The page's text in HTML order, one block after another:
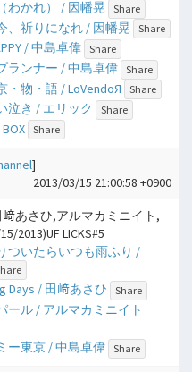
わかれ） / 因幡晃 Share
、祈りになれ / 因幡晃 Share
/ 中島卓偉 Share
ランナー / 中島卓偉 Share
・物・語 / LoVendoЯ Share
泣き / エリック Share
Share
]
2013/03/15 21:00:58 +0900
﨑あさひ,アルマカミニイト,
2013)UF LICKS#5
ついたらいつも雨ふり /
Days / 田﨑あさひ Share
ール / アルマカミニイト
ー東京 / 中島卓偉 Share